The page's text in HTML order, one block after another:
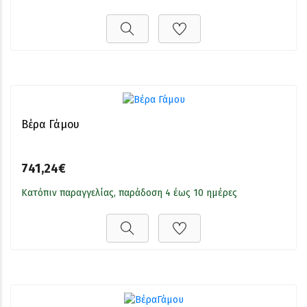
Βέρα Γάμου
741,24€
Κατόπιν παραγγελίας, παράδοση 4 έως 10 ημέρες